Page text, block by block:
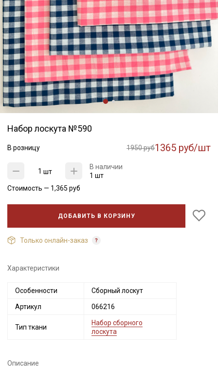
Набор лоскута №590
В розницу 1950 руб1365 руб/шт
шт
В наличии
1 шт
Стоимость — 1,365 руб
ДОБАВИТЬ В КОРЗИНУ
Только онлайн-заказ
Характеристики
Особенности Сборный лоскут
Артикул 066216
Тип ткани
Набор сборного
лоскута
Описание
Мы публикуем здесь дополнительные
промокоды и скидки до 30% на узкие
категории тканей